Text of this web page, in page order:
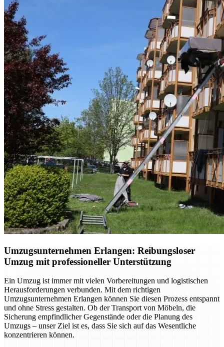
Umzugsunternehmen Erlangen: Reibungsloser
Umzug mit professioneller Unterstützung
Ein Umzug ist immer mit vielen Vorbereitungen und logistischen
Herausforderungen verbunden. Mit dem richtigen
Umzugsunternehmen Erlangen können Sie diesen Prozess entspannt
und ohne Stress gestalten. Ob der Transport von Möbeln, die
Sicherung empfindlicher Gegenstände oder die Planung des
Umzugs – unser Ziel ist es, dass Sie sich auf das Wesentliche
konzentrieren können.